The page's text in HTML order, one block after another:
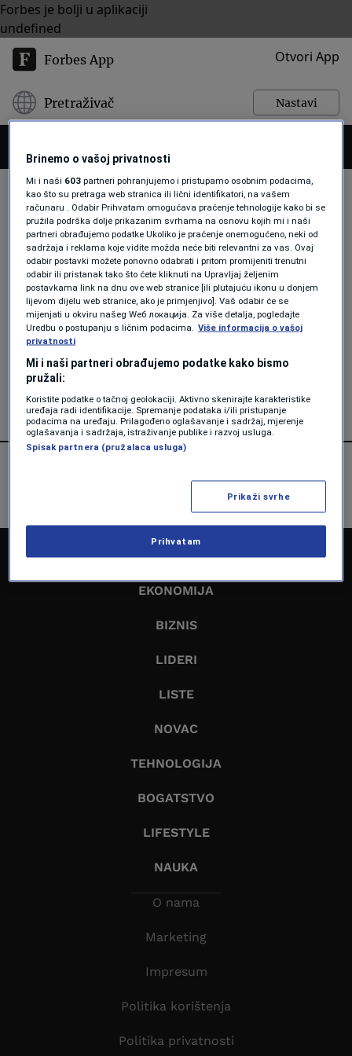
Forbes je bolji u aplikaciji
undefined
Forbes App Otvori App
Pretraživač Nastavi
DADDY GŽ
LIFESTYLE
EKSKLUZIVNO Daddy G/Massive
Attack za Forbes BiH o punku, buntu,
ulici: Dok su drugi kopirali
pričali bristolskim akcentom
NASLOVNA
EKONOMIJA
BIZNIS
LIDERI
LISTE
NOVAC
TEHNOLOGIJA
BOGATSTVO
LIFESTYLE
NAUKA
O nama
Marketing
Impresum
Politika korištenja
Politika privatnosti
Brinemo o vašoj privatnosti
Mi i naši 603 partneri pohranjujemo i pristupamo osobnim podacima,
kao što su pretraga web stranica ili lični identifikatori, na vašem
računaru . Odabir Prihvatam omogućava praćenje tehnologije kako bi se
pružila podrška dolje prikazanim svrhama na osnovu kojih mi i naši
partneri obrađujemo podatke Ukoliko je praćenje onemogućeno, neki od
sadržaja i reklama koje vidite možda neće biti relevantni za vas. Ovaj
odabir postavki možete ponovno odabrati i pritom promijeniti trenutni
odabir ili pristanak tako što ćete kliknuti na Upravljaj željenim
postavkama link na dnu ove web stranice [ili plutajuću ikonu u donjem
lijevom dijelu web stranice, ako je primjenjivo]. Vaš odabir će se
mijenjati u okviru našeg Wеб локација. Za više detalja, pogledajte
Uredbu o postupanju s ličnim podacima.
Više informacija o vašoj
privatnosti
Mi i naši partneri obrađujemo podatke kako bismo
pružali:
Koristite podatke o tačnoj geolokaciji. Aktivno skenirajte karakteristike
uređaja radi identifikacije. Spremanje podataka i/ili pristupanje
podacima na uređaju. Prilagođeno oglašavanje i sadržaj, mjerenje
oglašavanja i sadržaja, istraživanje publike i razvoj usluga.
Spisak partnera (pružalaca usluga)
Prikaži svrhe
Prihvatam